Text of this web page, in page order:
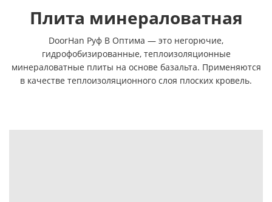
Плита минераловатная
DoorHan Руф В Оптима — это негорючие,
гидрофобизированные, теплоизоляционные
минераловатные плиты на основе базальта. Применяются
в качестве теплоизоляционного слоя плоских кровель.